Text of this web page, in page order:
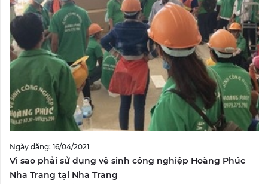
Ngày đăng: 16/04/2021
Vì sao phải sử dụng vệ sinh công nghiệp Hoàng Phúc
Nha Trang tại Nha Trang